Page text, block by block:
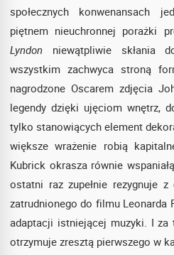
społecznych konwenansach
piętnem nieuchronnej porażki
Lyndon niewątpliwie skłania
wszystkim zachwyca stroną
nagrodzone Oscarem zdjęcia
legendy dzięki ujęciom wnętrz,
tylko stanowiących element
większe wrażenie robią
Kubrick okrasza równie
ostatni raz zupełnie rezygnuje
zatrudnionego do filmu Leonarda
adaptacji istniejącej muzyki. I
otrzymuje zresztą pierwszego w